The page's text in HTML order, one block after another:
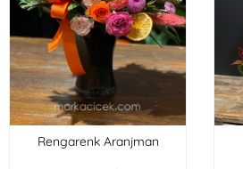
Rengarenk Aranjman